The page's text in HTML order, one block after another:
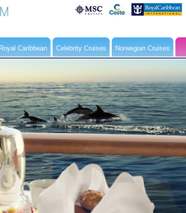
Royal Caribbean Celebrity Cruises Norwegian Cruises